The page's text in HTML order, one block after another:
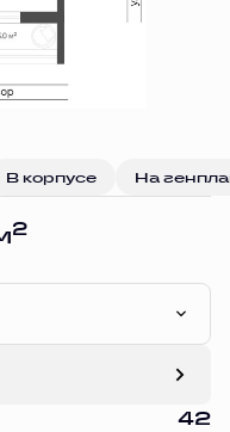
В корпусе На
2
42